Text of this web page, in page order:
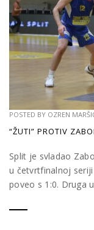
POSTED BY OZREN
“ŽUTI” PROTIV
Split je svladao
u četvrtfinalnoj
poveo s 1:0. Druga